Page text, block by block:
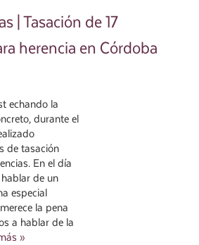
| Tasación de 17
herencia en Córdoba
echando la
durante el
de tasación
En el día
de un
especial
la pena
a hablar de la
»